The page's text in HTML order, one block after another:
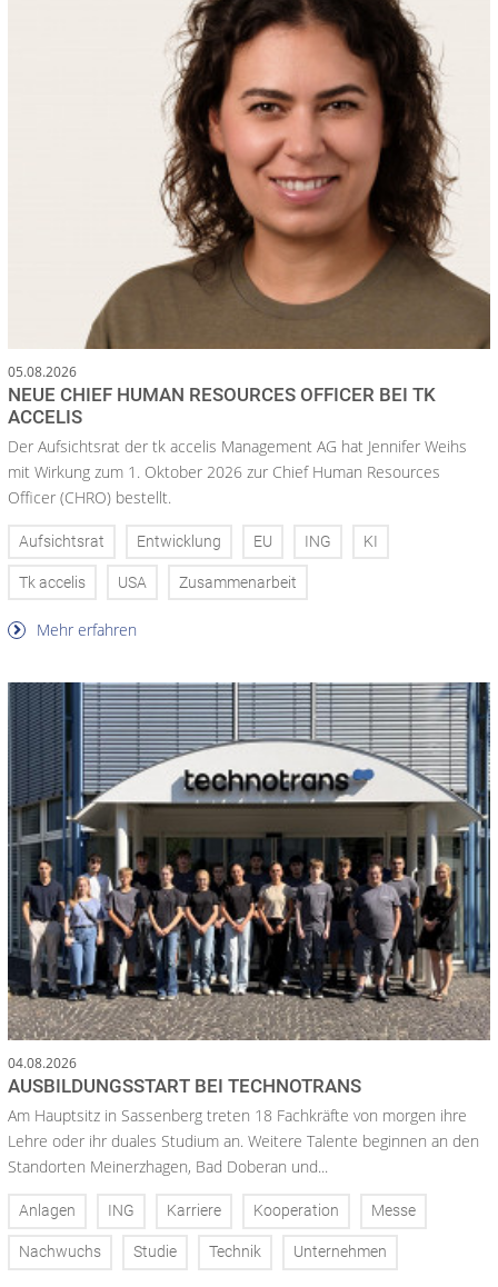
05.08.2026
NEUE CHIEF HUMAN RESOURCES OFFICER BEI TK
ACCELIS
Der Aufsichtsrat der tk accelis Management AG hat Jennifer Weihs
mit Wirkung zum 1. Oktober 2026 zur Chief Human Resources
Officer (CHRO) bestellt.
Aufsichtsrat Entwicklung EU ING KI
Tk accelis USA Zusammenarbeit
Mehr erfahren
04.08.2026
AUSBILDUNGSSTART BEI TECHNOTRANS
Am Hauptsitz in Sassenberg treten 18 Fachkräfte von morgen ihre
Lehre oder ihr duales Studium an. Weitere Talente beginnen an den
Standorten Meinerzhagen, Bad Doberan und...
Anlagen ING Karriere Kooperation Messe
Nachwuchs Studie Technik Unternehmen